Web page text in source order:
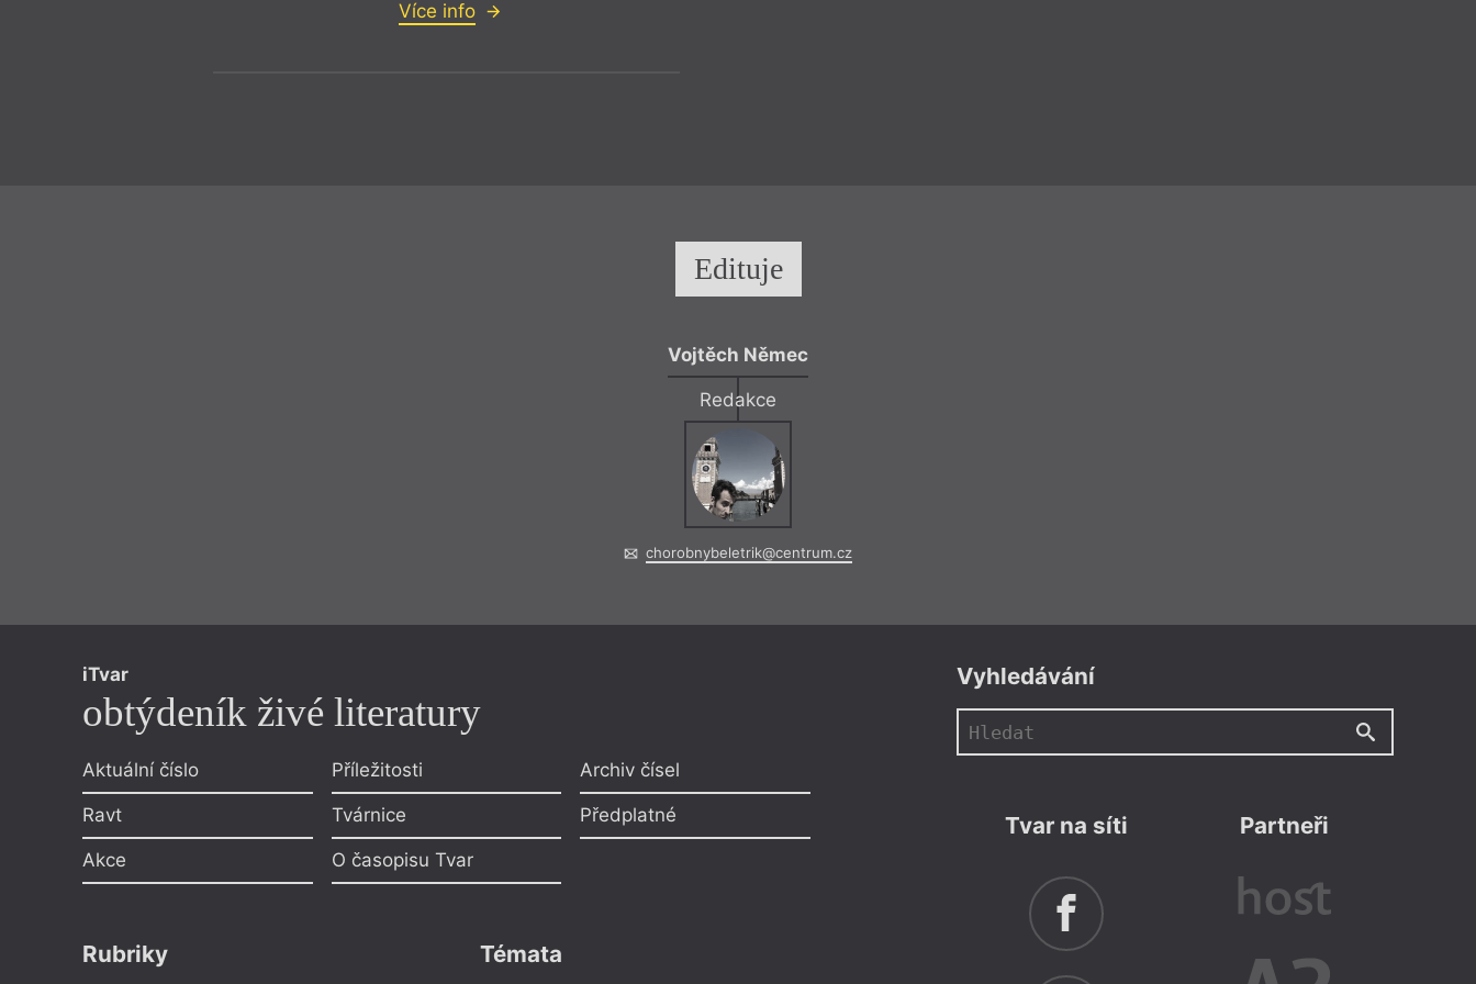
Více info
Edituje
Vojtěch Němec
Redakce
chorobnybeletrik@centrum.cz
iTvar
obtýdeník živé literatury
Aktuální číslo
Ravt
Akce
Příležitosti
Tvárnice
O časopisu Tvar
Archiv čísel
Předplatné
Rubriky Témata
Vyhledávání
Tvar na síti Partneři